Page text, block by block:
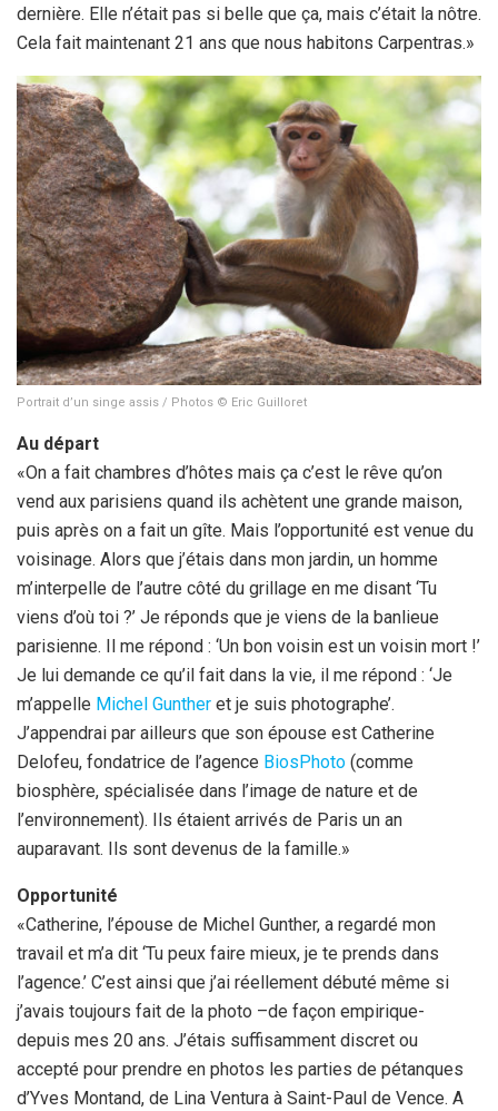
dernière. Elle n’était pas si belle que ça, mais c’était la nôtre.
Cela fait maintenant 21 ans que nous habitons Carpentras.»
Portrait d’un singe assis / Photos © Eric Guilloret
Au départ
«On a fait chambres d’hôtes mais ça c’est le rêve qu’on
vend aux parisiens quand ils achètent une grande maison,
puis après on a fait un gîte. Mais l’opportunité est venue du
voisinage. Alors que j’étais dans mon jardin, un homme
m’interpelle de l’autre côté du grillage en me disant ‘Tu
viens d’où toi ?’ Je réponds que je viens de la banlieue
parisienne. Il me répond : ‘Un bon voisin est un voisin mort !’
Je lui demande ce qu’il fait dans la vie, il me répond : ‘Je
m’appelle Michel Gunther et je suis photographe’.
J’appendrai par ailleurs que son épouse est Catherine
Delofeu, fondatrice de l’agence BiosPhoto (comme
biosphère, spécialisée dans l’image de nature et de
l’environnement). Ils étaient arrivés de Paris un an
auparavant. Ils sont devenus de la famille.»
Opportunité
«Catherine, l’épouse de Michel Gunther, a regardé mon
travail et m’a dit ‘Tu peux faire mieux, je te prends dans
l’agence.’ C’est ainsi que j’ai réellement débuté même si
j’avais toujours fait de la photo –de façon empirique-
depuis mes 20 ans. J’étais suffisamment discret ou
accepté pour prendre en photos les parties de pétanques
d’Yves Montand, de Lina Ventura à Saint-Paul de Vence. A